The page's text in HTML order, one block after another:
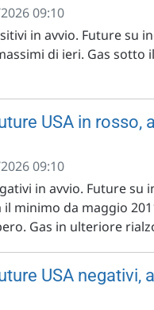
09:10
in avvio. Future su
di ieri. Gas sotto
USA in rosso,
09:10
in avvio. Future su
minimo da maggio
Gas in ulteriore
USA negativi,